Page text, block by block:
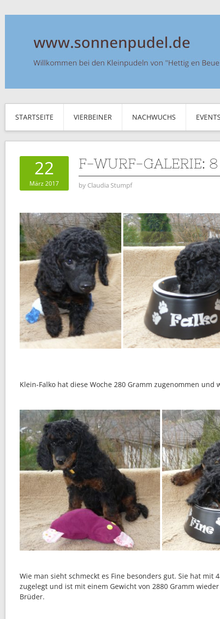
STARTSEITE VIERBEINER NACHWUCHS
22
März 2017
F-WURF-GALERIE:
by Claudia Stumpf
Klein-Falko hat diese Woche 280 Gramm zugenommen und
Wie man sieht schmeckt es Fine besonders gut. Sie hat mit
zugelegt und ist mit einem Gewicht von 2880 Gramm
Brüder.